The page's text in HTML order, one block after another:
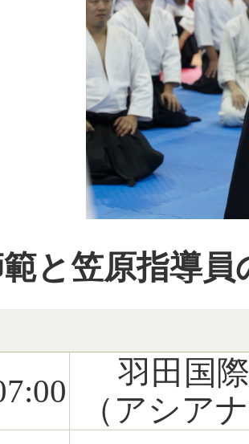
と笠原指導
羽田国
（アシア